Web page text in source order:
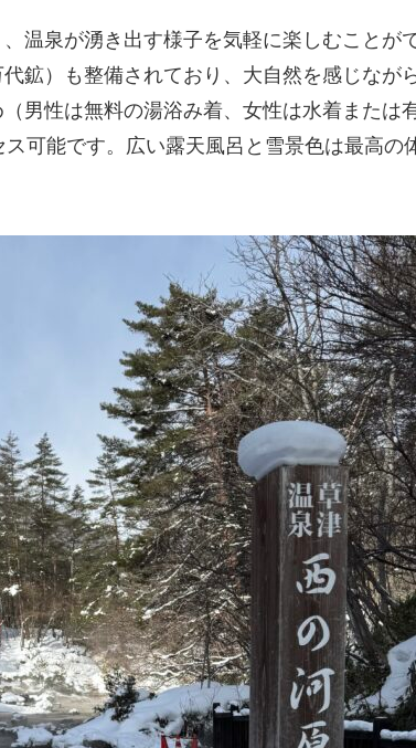
温泉が湧き出す様子を気軽に楽しむことが
鉱）も整備されており、大自然を感じなが
男性は無料の湯浴み着、女性は水着または
可能です。広い露天風呂と雪景色は最高の